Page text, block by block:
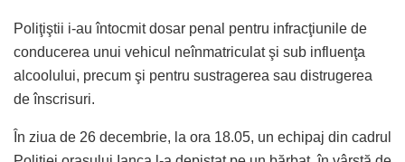
Poliţiştii i-au întocmit dosar penal pentru infracţiunile de
conducerea unui vehicul neînmatriculat şi sub influenţa
alcoolului, precum şi pentru sustragerea sau distrugerea
de înscrisuri.
În ziua de 26 decembrie, la ora 18.05, un echipaj din cadrul